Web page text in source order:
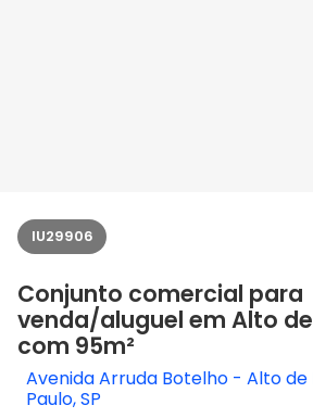
IU29906
Conjunto comercial para
venda/aluguel em Alto
com 95m²
Avenida Arruda Botelho - Alto de
Paulo, SP